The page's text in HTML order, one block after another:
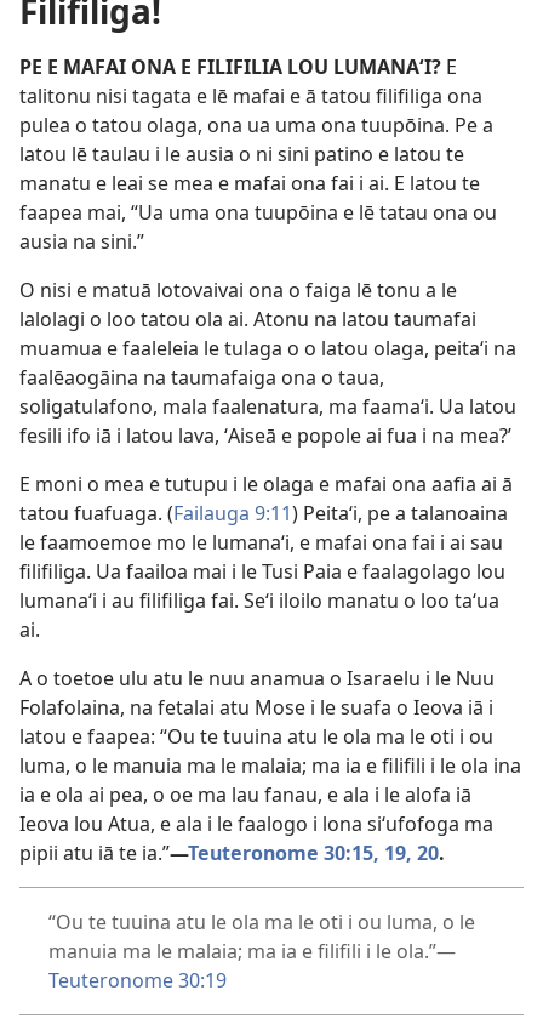
Filifiliga!
PE E MAFAI ONA E FILIFILIA LOU LUMANAʻI? E
talitonu nisi tagata e lē mafai e ā tatou filifiliga ona
pulea o tatou olaga, ona ua uma ona tuupōina. Pe a
latou lē taulau i le ausia o ni sini patino e latou te
manatu e leai se mea e mafai ona fai i ai. E latou te
faapea mai, “Ua uma ona tuupōina e lē tatau ona ou
ausia na sini.”
O nisi e matuā lotovaivai ona o faiga lē tonu a le
lalolagi o loo tatou ola ai. Atonu na latou taumafai
muamua e faaleleia le tulaga o o latou olaga, peitaʻi na
faalēaogāina na taumafaiga ona o taua,
soligatulafono, mala faalenatura, ma faamaʻi. Ua latou
fesili ifo iā i latou lava, ʻAiseā e popole ai fua i na mea?’
E moni o mea e tutupu i le olaga e mafai ona aafia ai ā
tatou fuafuaga. (Failauga 9:11) Peitaʻi, pe a talanoaina
le faamoemoe mo le lumanaʻi, e mafai ona fai i ai sau
filifiliga. Ua faailoa mai i le Tusi Paia e faalagolago lou
lumanaʻi i au filifiliga fai. Seʻi iloilo manatu o loo taʻua
ai.
A o toetoe ulu atu le nuu anamua o Isaraelu i le Nuu
Folafolaina, na fetalai atu Mose i le suafa o Ieova iā i
latou e faapea: “Ou te tuuina atu le ola ma le oti i ou
luma, o le manuia ma le malaia; ma ia e filifili i le ola ina
ia e ola ai pea, o oe ma lau fanau, e ala i le alofa iā
Ieova lou Atua, e ala i le faalogo i lona siʻufofoga ma
pipii atu iā te ia.”​—Teuteronome 30:15, 19, 20.
“Ou te tuuina atu le ola ma le oti i ou luma, o le
manuia ma le malaia; ma ia e filifili i le ola.”​—
Teuteronome 30:19